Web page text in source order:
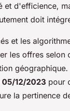
et d'efficience,
doit
et les
les offres
géographique.
05/12/2023 pour
la pertinence